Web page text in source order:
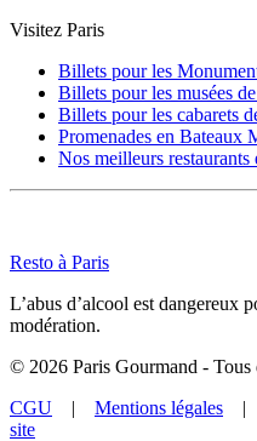
Visitez Paris
Billets pour les
Billets pour les musées
Billets pour les cabarets
Promenades en Bateaux
Nos meilleurs restaurants
Resto à Paris
L’abus d’alcool est dangereux
modération.
© 2026 Paris Gourmand - Tous
CGU | Mentions légales |
site